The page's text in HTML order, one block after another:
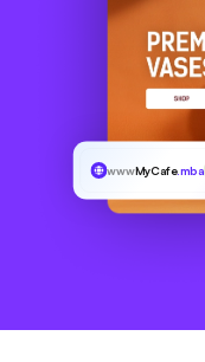
wwwMyCafe.mba